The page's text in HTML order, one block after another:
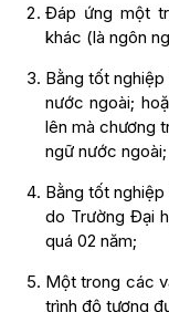
Đáp ứng một
khác (là ngôn
Bằng tốt
nước ngoài;
lên mà chương
ngữ nước ngoài;
Bằng tốt
do Trường Đại
quá 02 năm;
Một trong các
trình độ tương